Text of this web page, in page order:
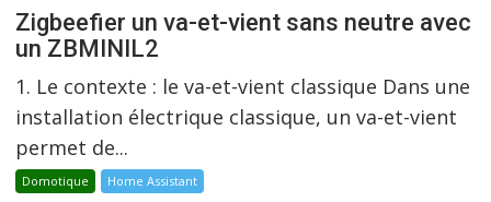
Zigbeefier un va-et-vient sans neutre avec
un ZBMINIL2
1. Le contexte : le va-et-vient classique Dans une
installation électrique classique, un va-et-vient
permet de...
Domotique Home Assistant